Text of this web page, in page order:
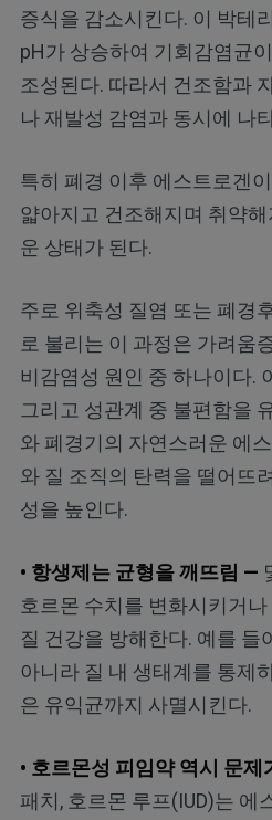
증식을 감소시킨다. 이 박테
pH가 상승하여 기회감염균
조성된다. 따라서 건조함과
나 재발성 감염과 동시에 나
특히 폐경 이후 에스트로겐
얇아지고 건조해지며 취약
운 상태가 된다.
주로 위축성 질염 또는 폐경
로 불리는 이 과정은 가려움
비감염성 원인 중 하나이다.
그리고 성관계 중 불편함을
와 폐경기의 자연스러운 에
와 질 조직의 탄력을 떨어뜨
성을 높인다.
• 항생제는 균형을 깨뜨림 —
호르몬 수치를 변화시키거
질 건강을 방해한다. 예를 들
아니라 질 내 생태계를 통제
은 유익균까지 사멸시킨다.
• 호르몬성 피임약 역시 문
패치, 호르몬 루프(IUD)는 에